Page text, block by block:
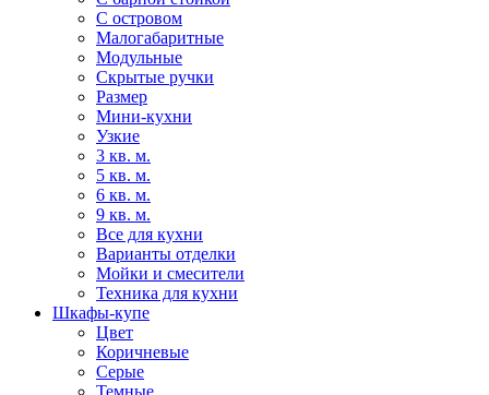
С островом
Малогабаритные
Модульные
Скрытые ручки
Размер
Мини-кухни
Узкие
3 кв. м.
5 кв. м.
6 кв. м.
9 кв. м.
Все для кухни
Варианты отделки
Мойки и смесители
Техника для кухни
Шкафы-купе
Цвет
Коричневые
Серые
Темные